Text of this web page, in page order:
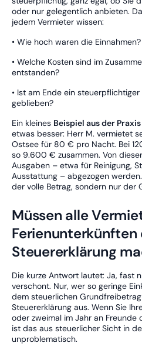
oder nur gelegentlich anbieten.
jedem Vermieter wissen:
• Wie hoch waren die Einnahmen?
• Welche Kosten sind im
entstanden?
• Ist am Ende ein
geblieben?
Ein kleines Beispiel aus der Praxis
etwas besser: Herr M. vermietet
Ostsee für 80 € pro Nacht. Bei
so 9.600 € zusammen. Von
Ausgaben – etwa für Reinigung,
Ausstattung – abgezogen
der volle Betrag, sondern nur der
Müssen alle
Ferienunterkünften
Steuererklärung
Die kurze Antwort lautet: Ja, fast
verschont. Nur, wer so geringe
dem steuerlichen
Steuererklärung aus. Wenn Sie
oder zweimal im Jahr an Freunde
ist das aus steuerlicher Sicht in
unproblematisch.